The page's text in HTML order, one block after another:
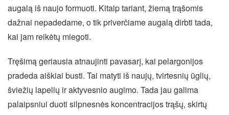
augalą iš naujo formuoti. Kitaip tariant, žiemą trąšomis
dažnai nepadedame, o tik priverčiame augalą dirbti tada,
kai jam reikėtų miegoti.
Tręšimą geriausia atnaujinti pavasarį, kai pelargonijos
pradeda aiškiai busti. Tai matyti iš naujų, tvirtesnių ūglių,
šviežių lapelių ir aktyvesnio augimo. Tada jau galima
palaipsniui duoti silpnesnės koncentracijos trąšų, skirtų